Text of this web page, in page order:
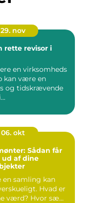
29. nov
rette revisor i
en virksomheds
kan være en
og tidskrævende
06. okt
Sådan får
ud af dine
samling kan
Hvad er
værd? Hvor sæ...